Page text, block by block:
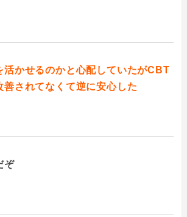
活かせるのかと心配していたがCBT
善されてなくて逆に安心した
ぞ